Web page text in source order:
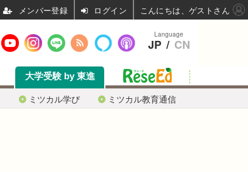
ミツカル学び ミツカル教育通信
大学受験 by 東進
Language
JP / CN
ログイン こんにちは、ゲストさん